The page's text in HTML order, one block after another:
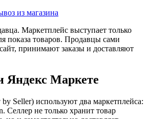
Маркетплейс выступает только
показа товаров. Продавцы сами
принимают заказы и доставляют
Яндекс Маркете
Seller) используют два маркетплейса:
Селлер не только хранит товар